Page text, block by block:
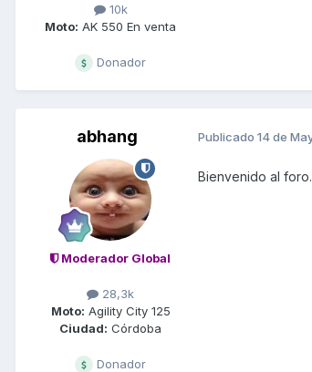
10k
Moto: AK 550 En venta
Donador
abhang
Moderador Global
28,3k
Moto: Agility City 125
Ciudad: Córdoba
Donador
Publicado 14 de
Bienvenido al foro.